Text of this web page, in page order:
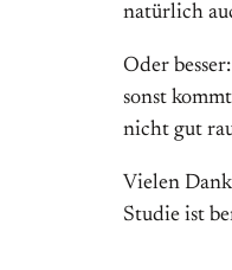
natürlich
Oder
sonst
nicht gut
Vielen
Studie ist